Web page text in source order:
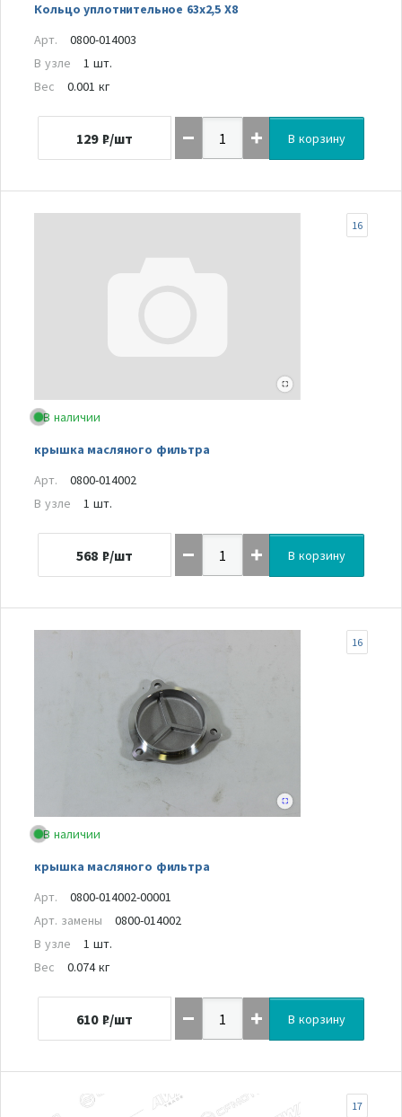
Кольцо уплотнительное 63х2,5 Х8
Арт.
0800-014003
В узле
1 шт.
Вес
0.001 кг
129 ₽/шт В корзину
В наличии
крышка масляного фильтра
16
Арт.
0800-014002
В узле
1 шт.
568 ₽/шт В корзину
В наличии
крышка масляного фильтра
16
Арт.
0800-014002-00001
Арт. замены
0800-014002
В узле
1 шт.
Вес
0.074 кг
610 ₽/шт В корзину
17